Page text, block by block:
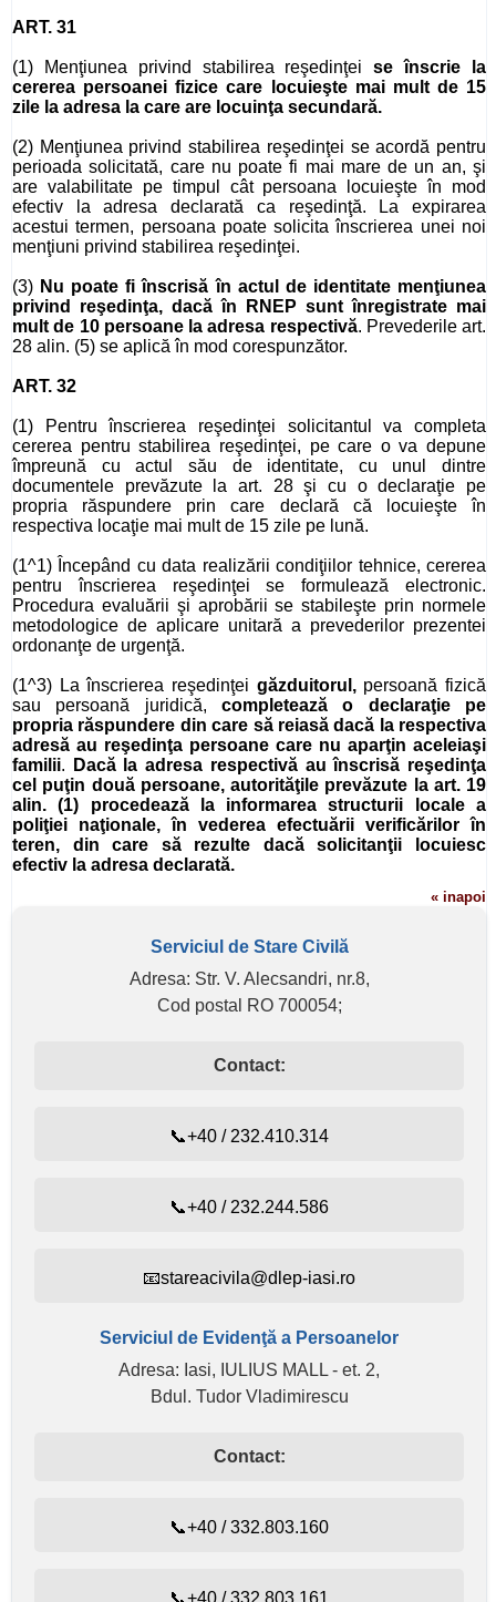
ART. 31
(1) Menţiunea privind stabilirea reşedinţeise înscrie la
cererea persoanei fizice care locuieşte mai mult de 15
zile la adresa la care are locuinţa secundară.
(2) Menţiunea privind stabilirea reşedinţei se acordă pentru
perioada solicitată, care nu poate fi mai mare de un an, şi
are valabilitate pe timpul cât persoana locuieşte în mod
efectiv la adresa declarată ca reşedinţă. La expirarea
acestui termen, persoana poate solicita înscrierea unei noi
menţiuni privind stabilirea reşedinţei.
(3) Nu poate fi înscrisă în actul de identitate menţiunea
privind reşedinţa, dacă în RNEP sunt înregistrate mai
mult de 10 persoane la adresa respectivă. Prevederile art.
28 alin. (5) se aplică în mod corespunzător.
ART. 32
(1) Pentru înscrierea reşedinţei solicitantul va completa
cererea pentru stabilirea reşedinţei, pe care o va depune
împreună cu actul său de identitate, cu unul dintre
documentele prevăzute la art. 28 şi cu o declaraţie pe
propria răspundere prin care declară că locuieşte în
respectiva locaţie mai mult de 15 zile pe lună.
(1^1) Începând cu data realizării condiţiilor tehnice, cererea
pentru înscrierea reşedinţei se formulează electronic.
Procedura evaluării şi aprobării se stabileşte prin normele
metodologice de aplicare unitară a prevederilor prezentei
ordonanţe de urgenţă.
(1^3) La înscrierea reşedinţei găzduitorul,persoană fizică
sau persoană juridică, completează o declaraţie pe
propria răspundere din care să reiasă dacă la respectiva
adresă au reşedinţa persoane care nu aparţin aceleiaşi
familii.
Dacă la adresa respectivă au înscrisă reşedinţa
cel puţin două persoane, autorităţile prevăzute la art. 19
alin. (1) procedează la informarea structurii locale a
poliţiei naţionale, în vederea efectuării verificărilor în
teren, din care să rezulte dacă solicitanţii locuiesc
efectiv la adresa declarată.
« inapoi
Serviciul de Stare Civilă
Adresa: Str. V. Alecsandri, nr.8,
Cod postal RO 700054;
Contact:
📞+40 / 232.410.314
📞+40 / 232.244.586
📧stareacivila@dlep-iasi.ro
Serviciul de Evidenţă a Persoanelor
Adresa: Iasi, IULIUS MALL - et. 2,
Bdul. Tudor Vladimirescu
Contact:
📞+40 / 332.803.160
📞+40 / 332.803.161